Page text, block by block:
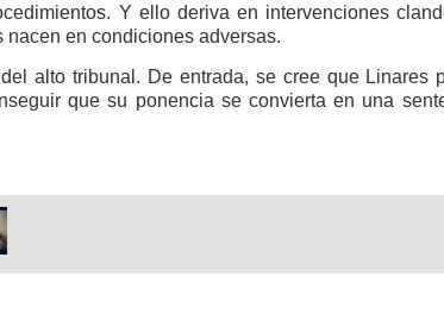
Y ello deriva en intervenciones
en condiciones adversas.
alto tribunal. De entrada, se cree que Linares
que su ponencia se convierta en una